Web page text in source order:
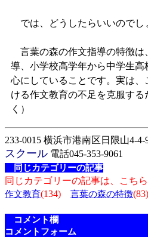
では、どうしたらいいのでし
言葉の森の作文指導の特徴は
導、小学校高学年から中学生
心にしていることです。実は
ける作文教育の不足を克服す
く）
233-0015 横浜市港南区日限山4-4-
スクール 電話045-353-9061
同じカテゴリーの記事
同じカテゴリーの記事は、こち
作文教育(134) 言葉の森の特徴(83)
コメント欄
コメントフォーム